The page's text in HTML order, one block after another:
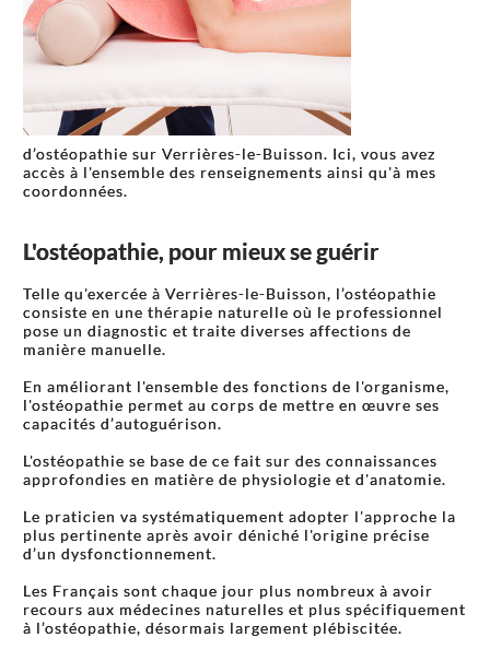
d’ostéopathie sur Verrières-le-Buisson. Ici, vous avez
accès à l'ensemble des renseignements ainsi qu'à mes
coordonnées.
L'ostéopathie, pour mieux se guérir
Telle qu'exercée à Verrières-le-Buisson, l’ostéopathie
consiste en une thérapie naturelle où le professionnel
pose un diagnostic et traite diverses affections de
manière manuelle.
En améliorant l'ensemble des fonctions de l'organisme,
l'ostéopathie permet au corps de mettre en œuvre ses
capacités d’autoguérison.
L'ostéopathie se base de ce fait sur des connaissances
approfondies en matière de physiologie et d'anatomie.
Le praticien va systématiquement adopter l'approche la
plus pertinente après avoir déniché l'origine précise
d’un dysfonctionnement.
Les Français sont chaque jour plus nombreux à avoir
recours aux médecines naturelles et plus spécifiquement
à l’ostéopathie, désormais largement plébiscitée.